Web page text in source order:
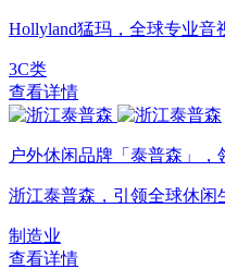
Hollyland猛玛，全球专业音
3C类
查看详情
户外休闲品牌「泰普森」，
浙江泰普森，引领全球休闲
制造业
查看详情